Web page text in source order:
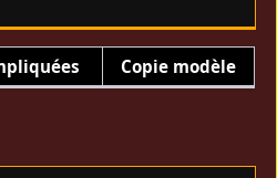
Copie modèle